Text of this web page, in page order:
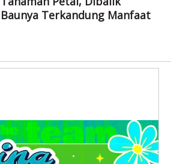
Baunya Terkandung Manfaat